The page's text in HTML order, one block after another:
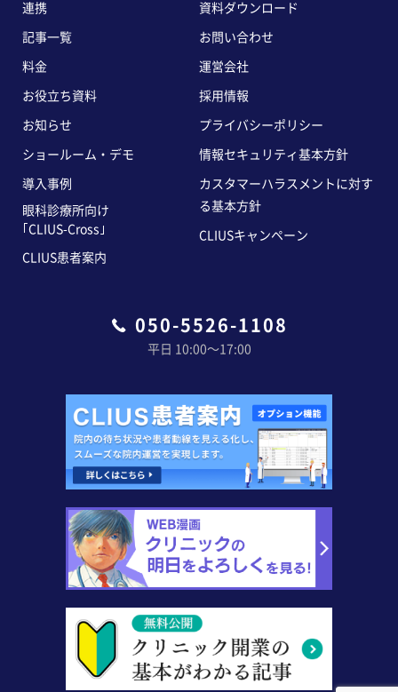
050-5526-1108
平日 10:00〜17:00
連携
記事一覧
料金
お役立ち資料
お知らせ
ショールーム・デモ
導入事例
眼科診療所向け
｢CLIUS-Cross｣
CLIUS患者案内
資料ダウンロード
お問い合わせ
運営会社
採用情報
プライバシーポリシー
情報セキュリティ基本方針
カスタマーハラスメントに対す
る基本方針
CLIUSキャンペーン